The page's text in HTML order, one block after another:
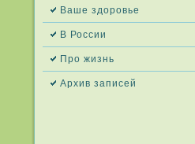
Ваше здоровье
В России
Про жизнь
Архив запи­сей